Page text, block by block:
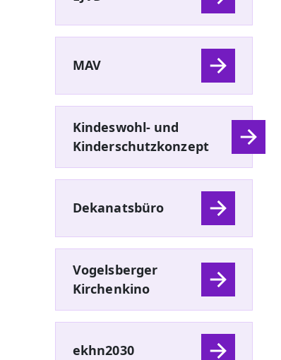
MAV
Kindeswohl- und
Kinderschutzkonzept
Dekanatsbüro
Vogelsberger
Kirchenkino
ekhn2030